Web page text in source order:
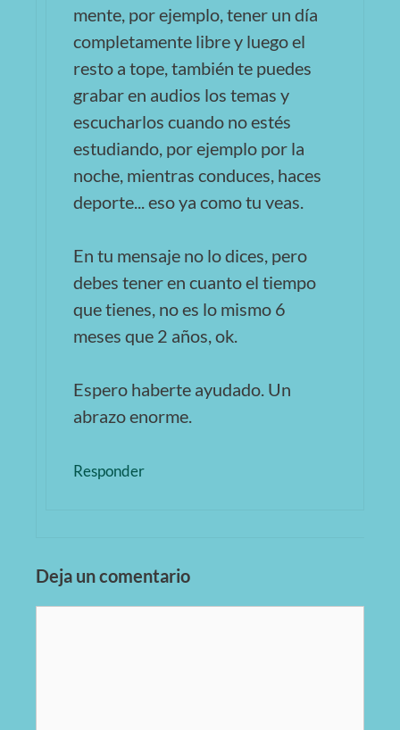
mente, por ejemplo, tener un día
completamente libre y luego el
resto a tope, también te puedes
grabar en audios los temas y
escucharlos cuando no estés
estudiando, por ejemplo por la
noche, mientras conduces, haces
deporte... eso ya como tu veas.
En tu mensaje no lo dices, pero
debes tener en cuanto el tiempo
que tienes, no es lo mismo 6
meses que 2 años, ok.
Espero haberte ayudado. Un
abrazo enorme.
Responder
Deja un comentario